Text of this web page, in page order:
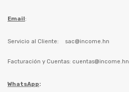
Email:
Servicio al Cliente: sac@income.hn
Facturación y Cuentas: cuentas@income.hn
WhatsApp: